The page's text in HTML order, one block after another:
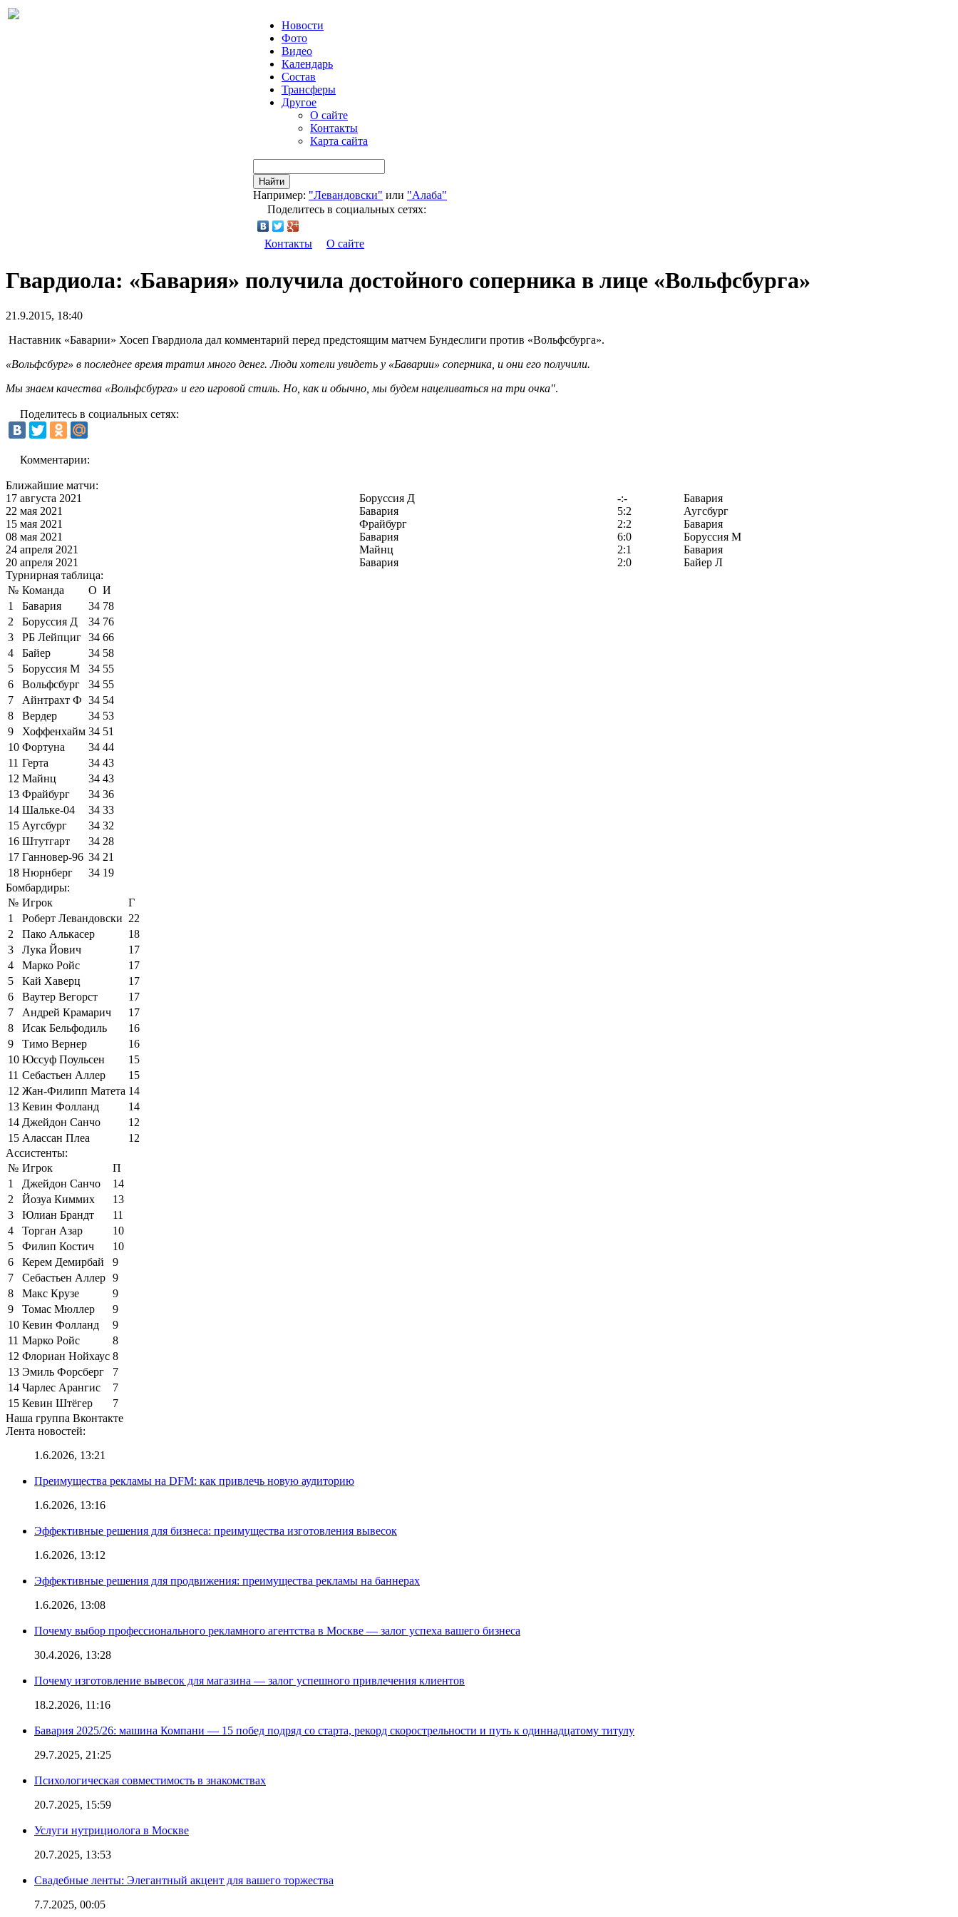
Новости
Фото
Видео
Календарь
Состав
Трансферы
Другое
О сайте
Контакты
Карта сайта
Найти
Например: "Левандовски" или "Алаба"
Поделитесь в социальных сетях:
Контакты О сайте
Гвардиола: «Бавария» получила достойного соперника в лице «Вольфсбурга»
21.9.2015, 18:40
Наставник «Баварии» Хосеп Гвардиола дал комментарий перед предстоящим матчем Бундеслиги против «Вольфсбурга».
«Вольфсбург» в последнее время тратил много денег. Люди хотели увидеть у «Баварии» соперника, и они его получили.
Мы знаем качества «Вольфсбурга» и его игровой стиль. Но, как и обычно, мы будем нацеливаться на три очка".
Поделитесь в социальных сетях:
Комментарии:
Ближайшие матчи:
17 августа 2021
Боруссия Д -:-
Бавария
22 мая 2021
Бавария 5:2
Аугсбург
15 мая 2021
Фрайбург 2:2
Бавария
08 мая 2021
Бавария 6:0
Боруссия М
24 апреля 2021
Майнц 2:1
Бавария
20 апреля 2021
Бавария 2:0
Байер Л
Турнирная таблица:
№ Команда О И
1
Бавария 34 78
2
Боруссия Д 34 76
3
РБ Лейпциг 34 66
4
Байер 34 58
5
Боруссия М 34 55
6
Вольфсбург 34 55
7
Айнтрахт Ф 34 54
8
Вердер 34 53
9
Хоффенхайм 34 51
10 Фортуна 34 44
11 Герта 34 43
12 Майнц 34 43
13 Фрайбург 34 36
14 Шальке-04 34 33
15 Аугсбург 34 32
16 Штутгарт 34 28
17 Ганновер-96 34 21
18 Нюрнберг 34 19
Бомбардиры:
№ Игрок
Г
1
Роберт Левандовски 22
2
Пако Алькасер
18
3
Лука Йович
17
4
Марко Ройс
17
5
Кай Хаверц
17
6
Ваутер Вегорст
17
7
Андрей Крамарич
17
8
Исак Бельфодиль
16
9
Тимо Вернер
16
10 Юссуф Поульсен
15
11 Себастьен Аллер
15
12 Жан-Филипп Матета 14
13 Кевин Фолланд
14
14 Джейдон Санчо
12
15 Алассан Плеа
12
Ассистенты:
№ Игрок
П
1
Джейдон Санчо
14
2
Йозуа Киммих
13
3
Юлиан Брандт
11
4
Торган Азар
10
5
Филип Костич
10
6
Керем Демирбай
9
7
Себастьен Аллер 9
8
Макс Крузе
9
9
Томас Мюллер
9
10 Кевин Фолланд
9
11 Марко Ройс
8
12 Флориан Нойхаус 8
13 Эмиль Форсберг
7
14 Чарлес Арангис
7
15 Кевин Штёгер
7
Наша группа Вконтакте
Лента новостей:
1.6.2026, 13:21
Преимущества рекламы на DFM: как привлечь новую аудиторию
1.6.2026, 13:16
Эффективные решения для бизнеса: преимущества изготовления вывесок
1.6.2026, 13:12
Эффективные решения для продвижения: преимущества рекламы на баннерах
1.6.2026, 13:08
Почему выбор профессионального рекламного агентства в Москве — залог успеха вашего бизнеса
30.4.2026, 13:28
Почему изготовление вывесок для магазина — залог успешного привлечения клиентов
18.2.2026, 11:16
Бавария 2025/26: машина Компани — 15 побед подряд со старта, рекорд скорострельности и путь к одиннадцатому титулу
29.7.2025, 21:25
Психологическая совместимость в знакомствах
20.7.2025, 15:59
Услуги нутрициолога в Москве
20.7.2025, 13:53
Свадебные ленты: Элегантный акцент для вашего торжества
7.7.2025, 00:05